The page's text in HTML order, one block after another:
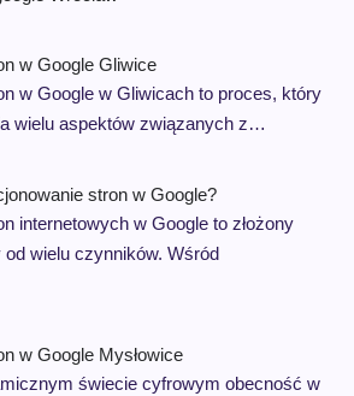
w Google Gliwice
w Google w Gliwicach to proces, który
wielu aspektów związanych z…
stron w Google?
internetowych w Google to złożony
wielu czynników. Wśród
w Google Mysłowice
świecie cyfrowym obecność w